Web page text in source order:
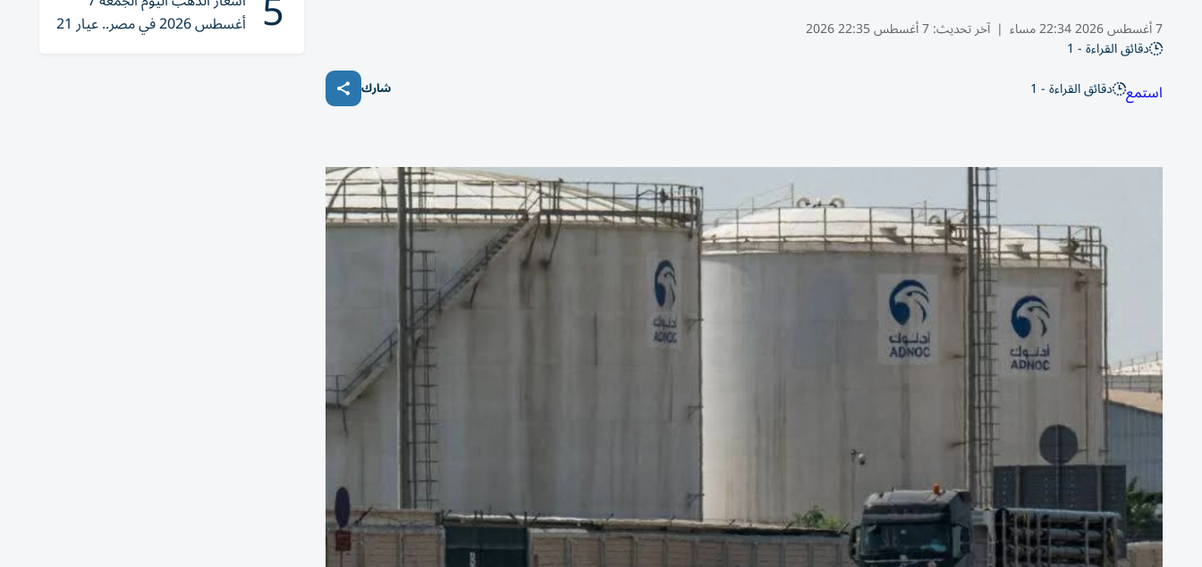
7 أغسطس 2026 22:34 مساء | آخر تحديث:7 أغسطس 22:35 2026
دقائق القراءة - 1
استمع دقائق القراءة - 1 شارك
أغسطس 2026 في مصر.. عيار 21